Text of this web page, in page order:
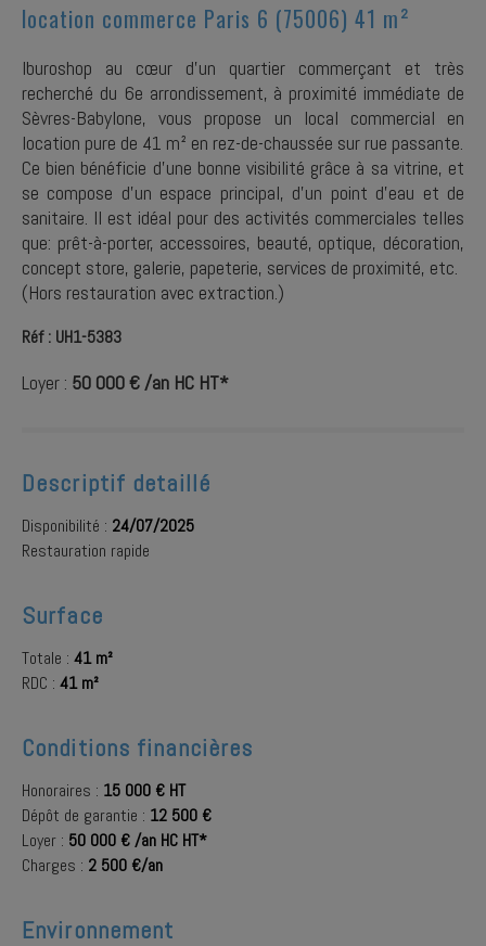
location commerce Paris 6 (75006) 41 m²
Iburoshop au cœur d’un quartier commerçant et très
recherché du 6e arrondissement, à proximité immédiate de
Sèvres-Babylone, vous propose un local commercial en
location pure de 41 m² en rez-de-chaussée sur rue passante.
Ce bien bénéficie d’une bonne visibilité grâce à sa vitrine, et
se compose d’un espace principal, d’un point d’eau et de
sanitaire. Il est idéal pour des activités commerciales telles
que: prêt-à-porter, accessoires, beauté, optique, décoration,
concept store, galerie, papeterie, services de proximité, etc.
(Hors restauration avec extraction.)
Réf : UH1-5383
Loyer : 50 000 € /an HC HT*
Descriptif detaillé
Disponibilité : 24/07/2025
Restauration rapide
Surface
Totale : 41 m²
RDC : 41 m²
Conditions financières
Honoraires : 15 000 € HT
Dépôt de garantie : 12 500 €
Loyer : 50 000 € /an HC HT*
Charges : 2 500 €/an
Environnement